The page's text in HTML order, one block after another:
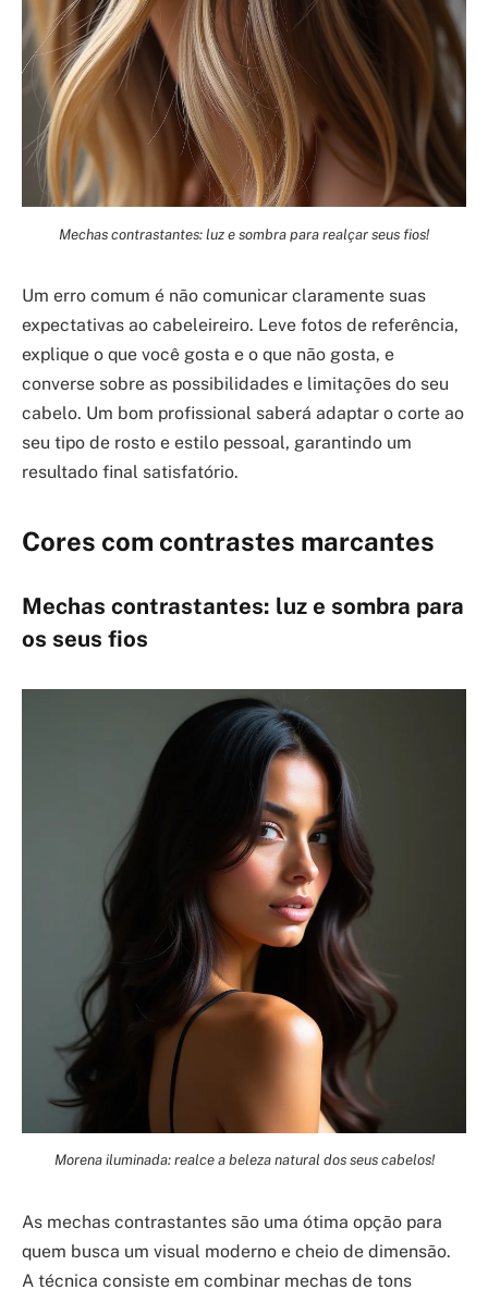
Mechas contrastantes: luz e sombra para realçar seus fios!
Um erro comum é não comunicar claramente suas
expectativas ao cabeleireiro. Leve fotos de referência,
explique o que você gosta e o que não gosta, e
converse sobre as possibilidades e limitações do seu
cabelo. Um bom profissional saberá adaptar o corte ao
seu tipo de rosto e estilo pessoal, garantindo um
resultado final satisfatório.
Cores com contrastes marcantes
Mechas contrastantes: luz e sombra para
os seus fios
Morena iluminada: realce a beleza natural dos seus cabelos!
As mechas contrastantes são uma ótima opção para
quem busca um visual moderno e cheio de dimensão.
A técnica consiste em combinar mechas de tons